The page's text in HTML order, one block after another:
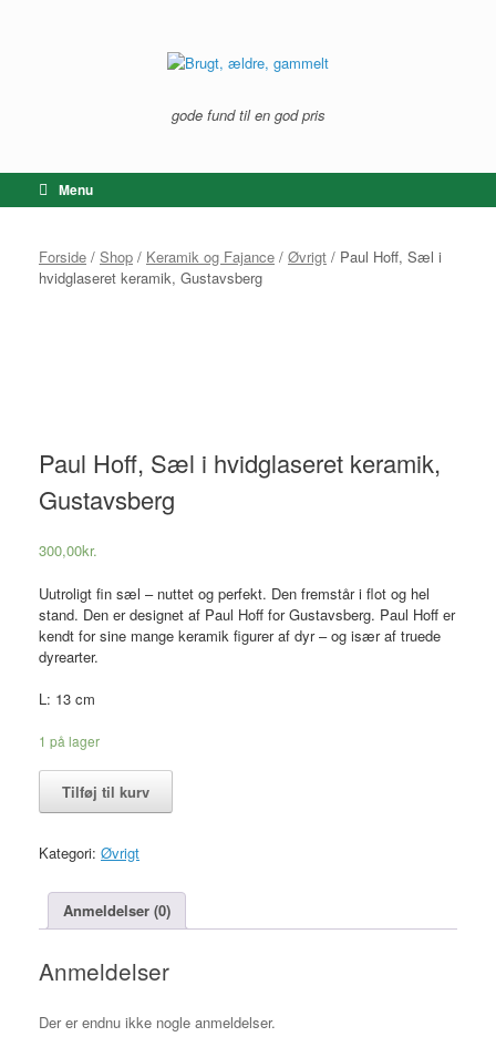
gode fund til en god pris
Menu
Forside / Shop / Keramik og Fajance / Øvrigt / Paul Hoff, Sæl i
hvidglaseret keramik, Gustavsberg
Paul Hoff, Sæl i hvidglaseret keramik,
Gustavsberg
300,00kr.
Uutroligt fin sæl – nuttet og perfekt. Den fremstår i flot og hel
stand. Den er designet af Paul Hoff for Gustavsberg. Paul Hoff er
kendt for sine mange keramik figurer af dyr – og især af truede
dyrearter.
L: 13 cm
1 på lager
Paul
Hoff,
hvidglaseret
Gustavsberg
antal
Tilføj til kurv
Kategori: Øvrigt
Anmeldelser (0)
Anmeldelser
Der er endnu ikke nogle anmeldelser.